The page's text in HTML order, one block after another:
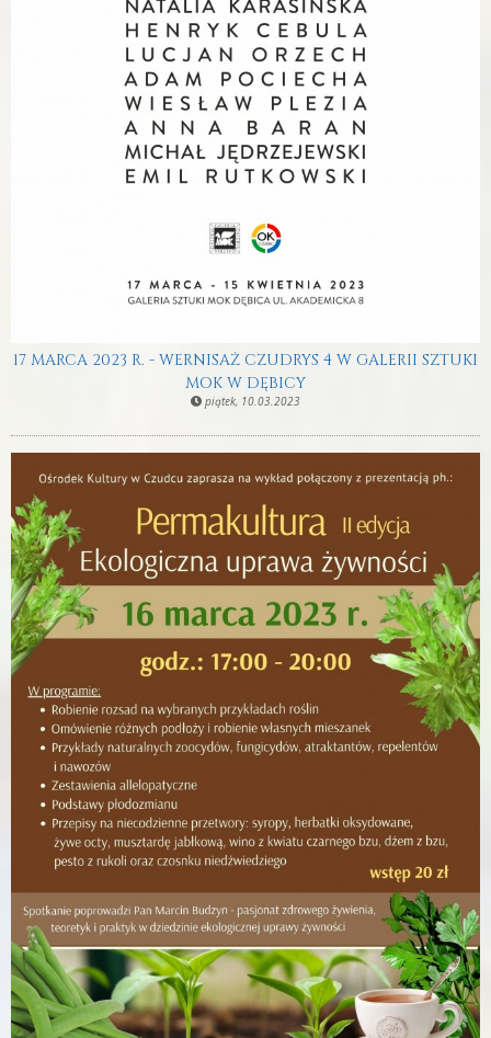
17 MARCA 2023 R. - WERNISAŻ CZUDRYS 4 W GALERII SZTUKI
MOK W DĘBICY
piątek, 10.03.2023